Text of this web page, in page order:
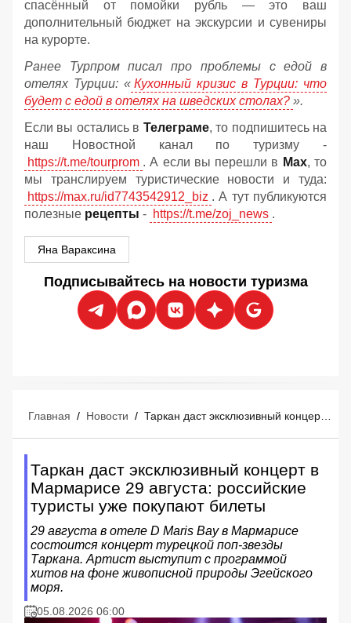
спасённый от помойки рубль — это ваш
дополнительный бюджет на экскурсии и сувениры
на курорте.
Ранее Турпром писал про проблемы с едой в
отелях Турции: « Кухонный кризис в Турции: что
будет с едой в отелях на шведских столах? ».
Если вы остались в Телеграме, то подпишитесь на
наш Новостной канал по туризму -
https://t.me/tourprom . А если вы перешли в Мах, то
мы транслируем туристические новости и туда:
https://max.ru/id7743542912_biz . А тут публикуются
полезные рецепты - https://t.me/zoj_news .
Яна Вараксина
Подписывайтесь на новости туризма
Главная / Новости /
Таркан даст эксклюзивный концерт в
Мармарисе 29 августа: российские
туристы уже покупают билеты
29 августа в отеле D Maris Bay в Мармарисе
состоится концерт турецкой поп-звезды
Таркана. Артист выступит с программой
хитов на фоне живописной природы Эгейского
моря.
05.08.2026 06:00